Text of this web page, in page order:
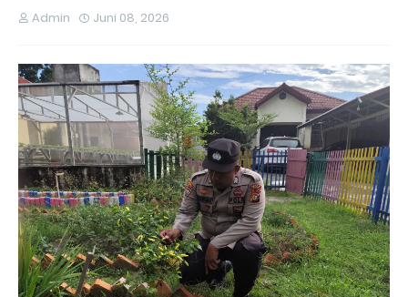
Admin Juni 08, 2026